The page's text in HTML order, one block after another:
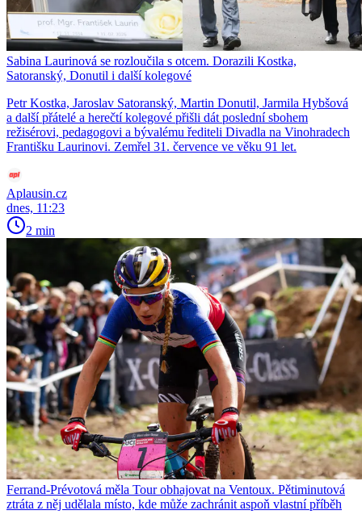
Sabina Laurinová se rozloučila s otcem. Dorazili Kostka,
Satoranský, Donutil i další kolegové
Petr Kostka, Jaroslav Satoranský, Martin Donutil, Jarmila Hybšová
a další přátelé a herečtí kolegové přišli dát poslední sbohem
režisérovi, pedagogovi a bývalému řediteli Divadla na Vinohradech
Františku Laurinovi. Zemřel 31. července ve věku 91 let.
Aplausin.cz
dnes, 11:23
2 min
Ferrand-Prévotová měla Tour obhajovat na Ventoux. Pětiminutová
ztráta z něj udělala místo, kde může zachránit aspoň vlastní příběh